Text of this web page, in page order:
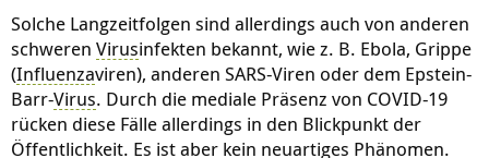
Solche Langzeitfolgen sind allerdings auch von anderen
schweren Virusinfekten bekannt, wie z. B. Ebola, Grippe
(Influenzaviren), anderen SARS-Viren oder dem Epstein-
Barr-Virus. Durch die mediale Präsenz von COVID-19
rücken diese Fälle allerdings in den Blickpunkt der
Öffentlichkeit. Es ist aber kein neuartiges Phänomen.